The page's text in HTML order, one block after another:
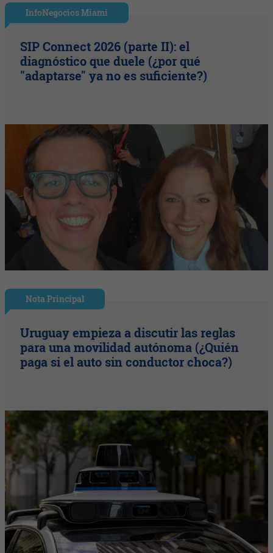
InfoNegocios Miami
SIP Connect 2026 (parte II): el
diagnóstico que duele (¿por qué
"adaptarse" ya no es suficiente?)
Nota Principal
Uruguay empieza a discutir las reglas
para una movilidad autónoma (¿Quién
paga si el auto sin conductor choca?)